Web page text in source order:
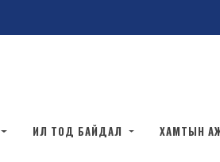
ИЛ ТОД БАЙДАЛ ХАМТЫН